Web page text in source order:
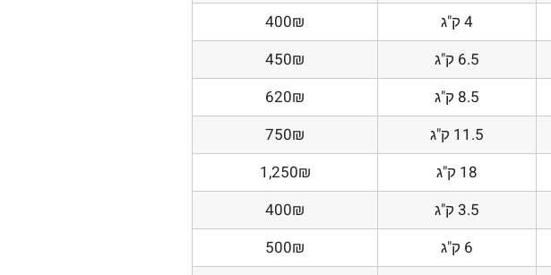
4 ק"ג
400₪
6.5 ק"ג
450₪
8.5 ק"ג
620₪
11.5 ק"ג
750₪
18 ק"ג
1,250₪
3.5 ק"ג
400₪
6 ק"ג
500₪